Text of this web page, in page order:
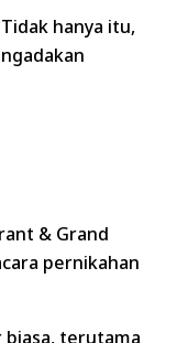
hanya itu,
& Grand
pernikahan
biasa, terutama